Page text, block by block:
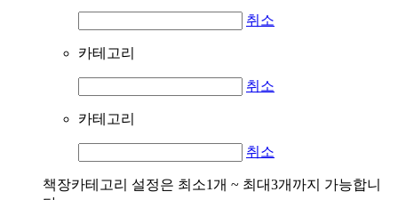
취소
카테고리
취소
카테고리
취소
책장카테고리 설정은 최소1개 ~ 최대3개까지 가능합니